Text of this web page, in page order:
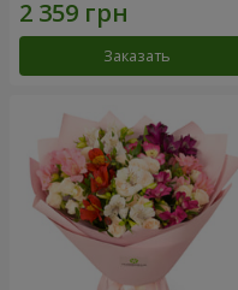
Заказать